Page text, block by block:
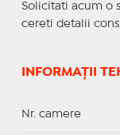
Solicitati acum o
cereti detalii
INFORMAȚII
Nr. camere